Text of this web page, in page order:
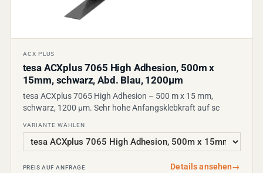
ACX PLUS
tesa ACXplus 7065 High Adhesion, 500m x
15mm, schwarz, Abd. Blau, 1200µm
tesa ACXplus 7065 High Adhesion – 500 m x 15 mm,
schwarz, 1200 µm. Sehr hohe Anfangsklebkraft auf sc
VARIANTE WÄHLEN
PREIS AUF ANFRAGE Details ansehen→